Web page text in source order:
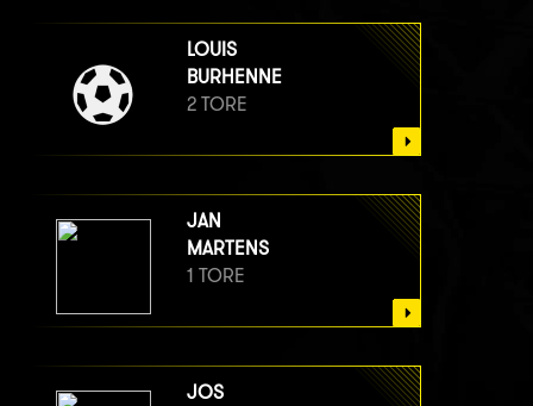
LOUIS
BURHENNE
2 TORE
JAN
MARTENS
1 TORE
JOS